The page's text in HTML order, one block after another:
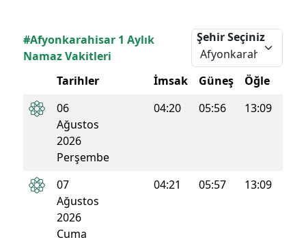
#Afyonkarahisar 1 Aylık
Namaz Vakitleri
Şehir Seçiniz
Tarihler İmsak Güneş Öğle
06
Ağustos
2026
Perşembe
04:20 05:56 13:09
07
Ağustos
2026
Cuma
04:21 05:57 13:09